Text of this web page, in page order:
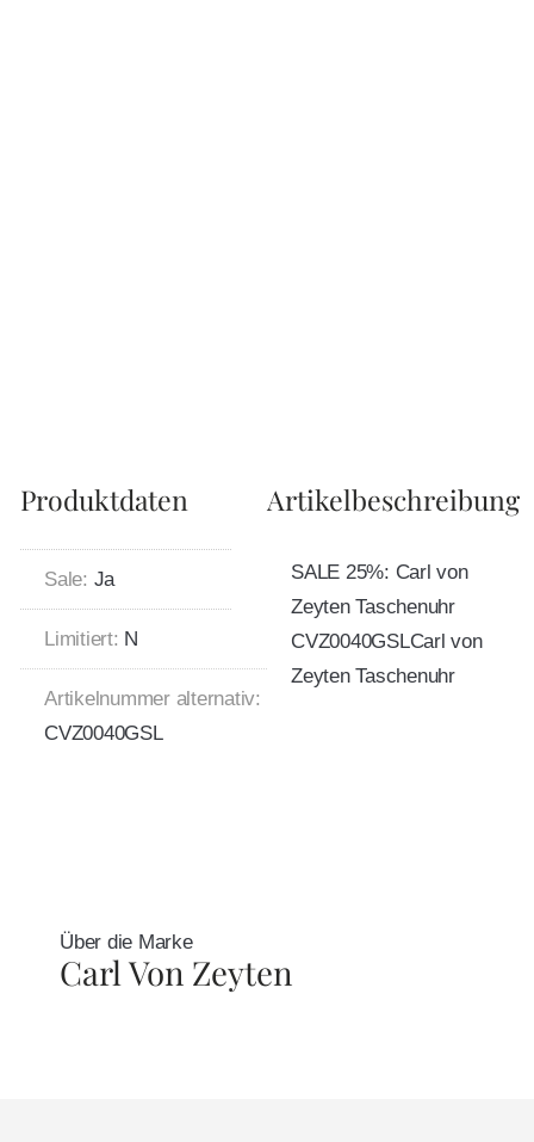
Produktdaten
Sale: Ja
Limitiert: N
Artikelnummer alternativ:
CVZ0040GSL
Artikelbeschreibung
SALE 25%: Carl von
Zeyten Taschenuhr
CVZ0040GSLCarl von
Zeyten Taschenuhr
Über die Marke
Carl Von Zeyten